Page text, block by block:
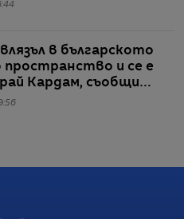
в българското
пространство и се е
Кардам, съобщи